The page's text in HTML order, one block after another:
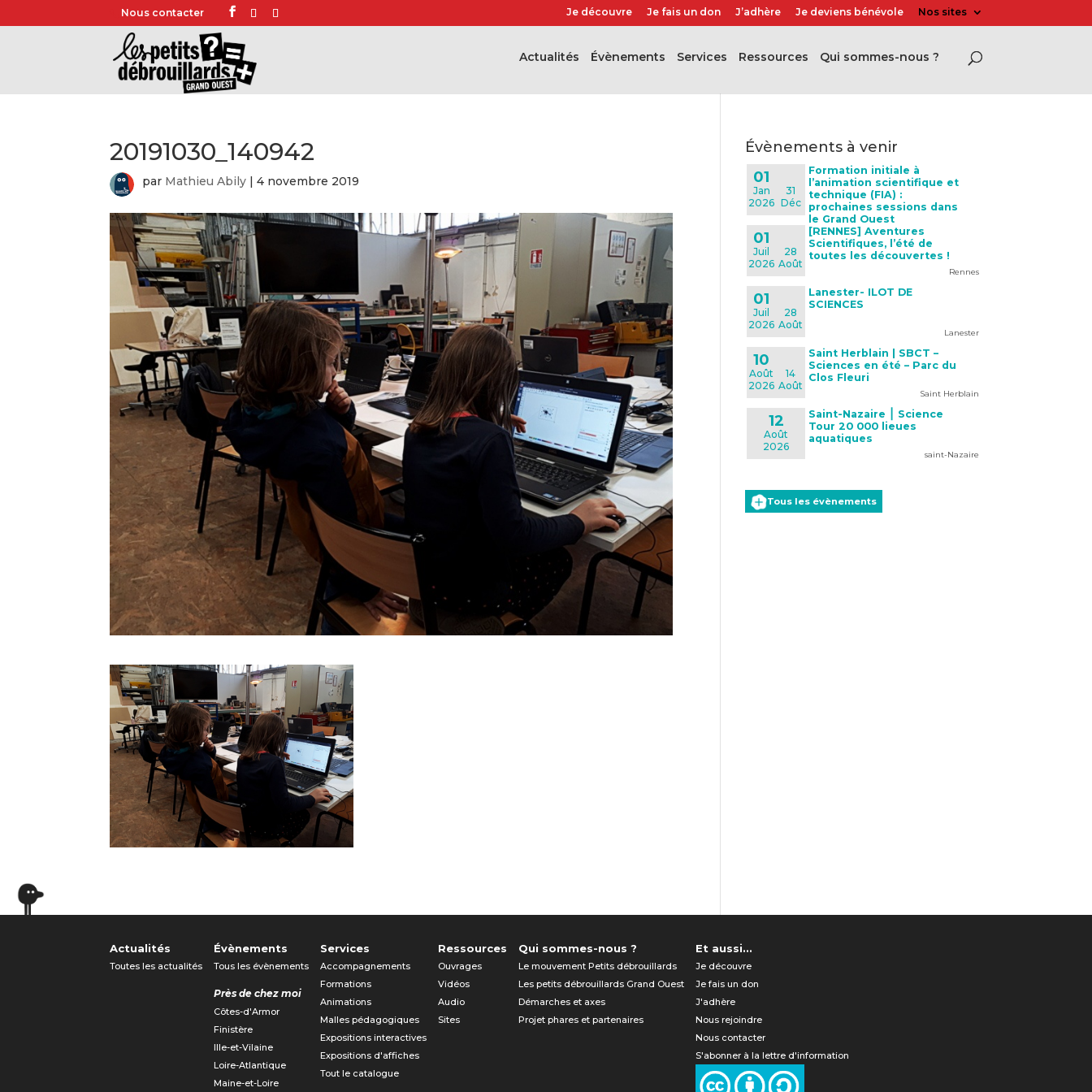
Nous contacter Je découvre Je fais un don J’adhère Je deviens bénévole Nos sites
Actualités évènements Services Ressources Qui sommes-nous ?
20191030_140942
par Mathieu Abily| 4 novembre 2019
évènements à venir
01
Jan
2026
31
Déc
Formation initiale à
l’animation scientifique et
technique (FIA) :
prochaines sessions dans
le Grand Ouest
01
Juil
2026
28
Août
[RENNES] Aventures
Scientifiques, l’été de
toutes les découvertes !
Rennes
01
Juil
2026
28
Août
Lanester- ILOT DE
SCIENCES
Lanester
10
Août
2026
14
Août
Saint Herblain | SBCT –
Sciences en été – Parc du
Clos Fleuri
Saint Herblain
12
Août
2026
Saint-Nazaire ⎮ Science
Tour 20 000 lieues
aquatiques
saint-Nazaire
Tous les évènements
Actualités
Toutes les actualités
Évènements
Tous les évènements
Près de chez moi
Côtes-d'Armor
Finistère
Ille-et-Vilaine
Loire-Atlantique
Maine-et-Loire
Services
Accompagnements
Formations
Animations
Malles pédagogiques
Expositions interactives
Expositions d'affiches
Tout le catalogue
Ressources
Ouvrages
Vidéos
Audio
Sites
Qui sommes-nous ?
Le mouvement Petits débrouillards
Les petits débrouillards Grand Ouest
Démarches et axes
Projet phares et partenaires
Et aussi...
Je découvre
Je fais un don
J'adhère
Nous rejoindre
Nous contacter
S'abonner à la lettre d'information